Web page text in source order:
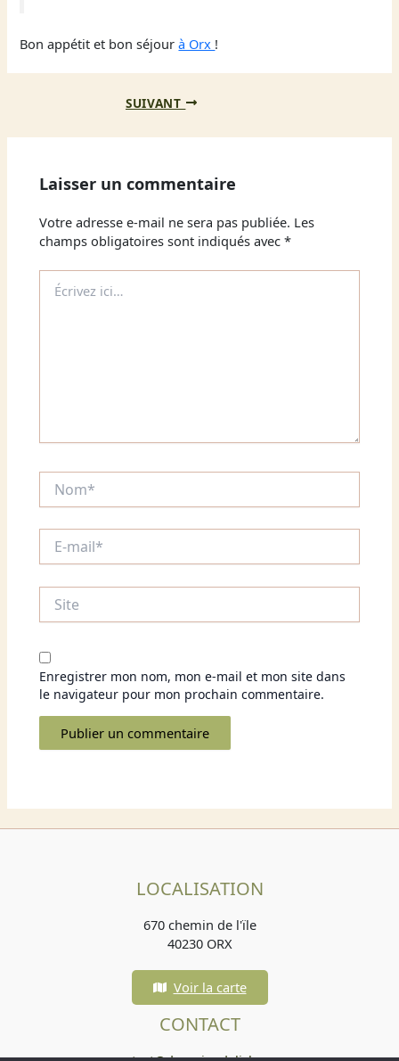
Bon appétit et bon séjourà Orx !
SUIVANT
Laisser un commentaire
Votre adresse e-mail ne sera pas publiée. Les
champs obligatoires sont indiqués avec*
ici…
mail*
Enregistrer mon nom, mon e-mail et mon site dans
le navigateur pour mon prochain commentaire.
LOCALISATION
670 chemin de l'ïle
40230 ORX
Voir la carte
CONTACT